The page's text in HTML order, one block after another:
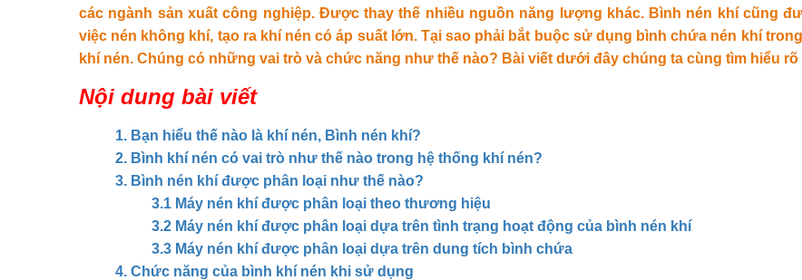
các ngành sản xuất công nghiệp. Được thay thế nhiều nguồn năng lượng khác. Bình nén khí cũng
việc nén không khí, tạo ra khí nén có áp suất lớn. Tại sao phải bắt buộc sử dụng bình chứa nén khí
khí nén. Chúng có những vai trò và chức năng như thế nào? Bài viết dưới đây chúng ta cùng tìm hiểu rõ
Nội dung bài viết
1. Bạn hiểu thế nào là khí nén, Bình nén khí?
2. Bình khí nén có vai trò như thế nào trong hệ thống khí nén?
3. Bình nén khí được phân loại như thế nào?
3.1 Máy nén khí được phân loại theo thương hiệu
3.2 Máy nén khí được phân loại dựa trên tình trạng hoạt động của bình nén khí
3.3 Máy nén khí được phân loại dựa trên dung tích bình chứa
4. Chức năng của bình khí nén khi sử dụng